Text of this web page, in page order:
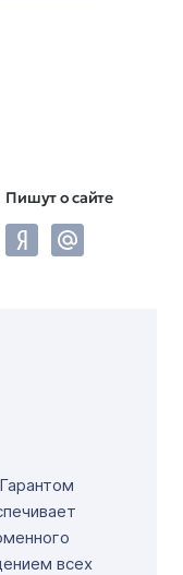
Пишут о сайте
всех